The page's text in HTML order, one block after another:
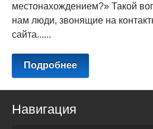
местонахождением?» Такой
нам люди, звонящие на
сайта......
Подробнее
Навигация